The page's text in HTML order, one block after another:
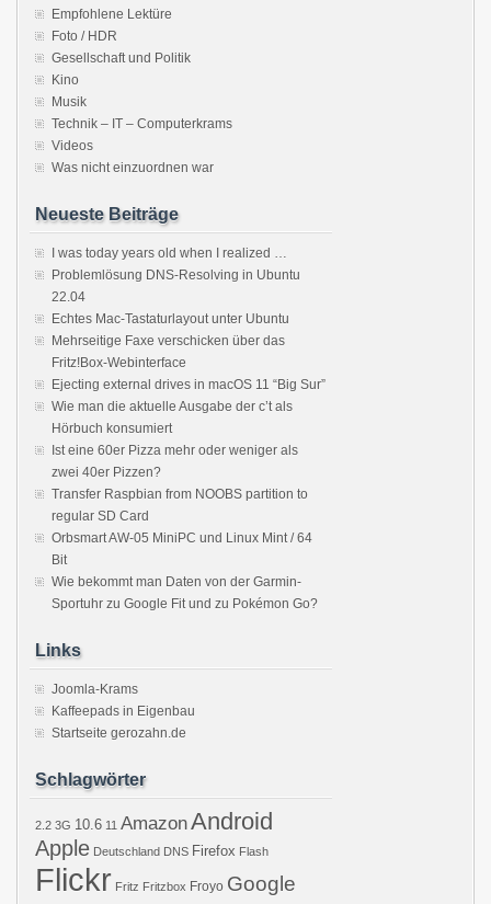
Empfohlene Lektüre
Foto / HDR
Gesellschaft und Politik
Kino
Musik
Technik – IT – Computerkrams
Videos
Was nicht einzuordnen war
Neueste Beiträge
I was today years old when I realized …
Problemlösung DNS-Resolving in Ubuntu
22.04
Echtes Mac-Tastaturlayout unter Ubuntu
Mehrseitige Faxe verschicken über das
Fritz!Box-Webinterface
Ejecting external drives in macOS 11 “Big Sur”
Wie man die aktuelle Ausgabe der c’t als
Hörbuch konsumiert
Ist eine 60er Pizza mehr oder weniger als
zwei 40er Pizzen?
Transfer Raspbian from NOOBS partition to
regular SD Card
Orbsmart AW-05 MiniPC und Linux Mint / 64
Bit
Wie bekommt man Daten von der Garmin-
Sportuhr zu Google Fit und zu Pokémon Go?
Links
Joomla-Krams
Kaffeepads in Eigenbau
Startseite gerozahn.de
Schlagwörter
2.2 3G 10.6 11 AmazonAndroid
Apple Deutschland DNS Firefox Flash
Flickr Fritz Fritzbox Froyo Google